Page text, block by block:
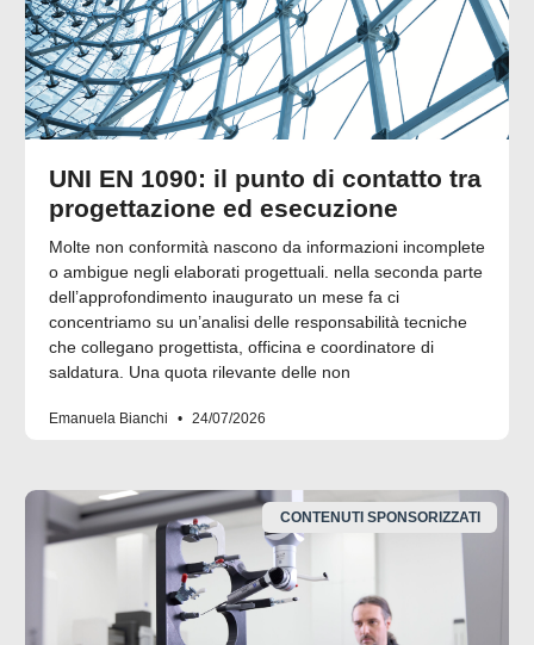
UNI EN 1090: il punto di contatto tra
progettazione ed esecuzione
Molte non conformità nascono da informazioni incomplete
o ambigue negli elaborati progettuali. nella seconda parte
dell’approfondimento inaugurato un mese fa ci
concentriamo su un’analisi delle responsabilità tecniche
che collegano progettista, officina e coordinatore di
saldatura. Una quota rilevante delle non
Emanuela Bianchi 24/07/2026
CONTENUTI SPONSORIZZATI